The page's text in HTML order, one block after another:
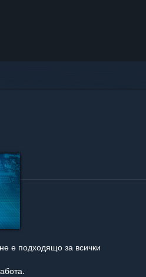
е подходящо за всички